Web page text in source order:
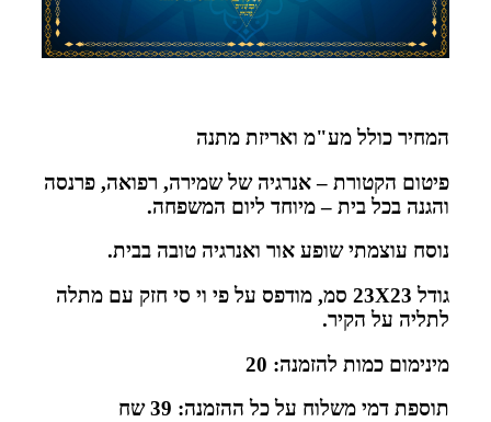
המחיר כולל מע"מ ואריזת מתנה
פיטום הקטורת – אנרגיה של שמירה, רפואה, פרנסה
והגנה בכל בית – מיוחד ליום המשפחה.
נוסח עוצמתי שופע אור ואנרגיה טובה בבית.
גודל 23X23 סמ, מודפס על פי וי סי חזק
עם מתלה
לתליה על הקיר.
מינימום כמות להזמנה: 20
תוספת דמי משלוח על כל ההזמנה: 39 שח